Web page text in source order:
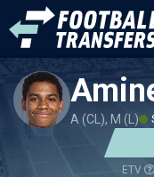
A (CL), M (L)
ETV